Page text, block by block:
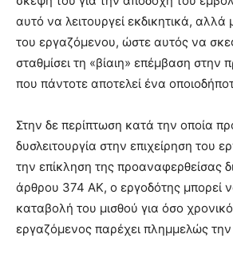
αυτό να λειτουργεί εκδικητικά, αλλά
του εργαζόμενου, ώστε αυτός να
σταθμίσει τη «βίαιη» επέμβαση στην
που πάντοτε αποτελεί ένα
Στην δε περίπτωση κατά την οποία
δυσλειτουργία στην επιχείρηση του
την επίκληση της προαναφερθείσας
άρθρου 374 ΑΚ, ο εργοδότης μπορεί
καταβολή του μισθού για όσο
εργαζόμενος παρέχει πλημμελώς την